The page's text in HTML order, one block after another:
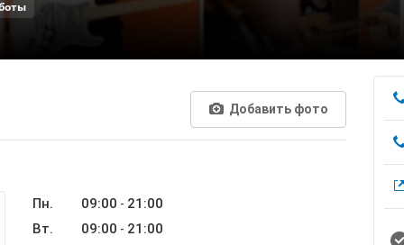
Добавить фото
Пн. 09:00 - 21:00
Вт.
09:00 - 21:00